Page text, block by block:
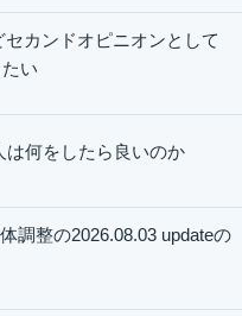
カンドオピニオンとして
い
何をしたら良いのか
調整の2026.08.03 updateの